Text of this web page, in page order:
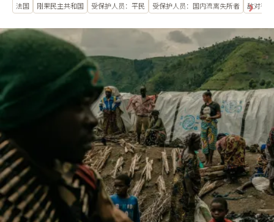
法国 刚果民主共和国 受保护人员：平民 受保护人员：国内流离失所者 敌对行